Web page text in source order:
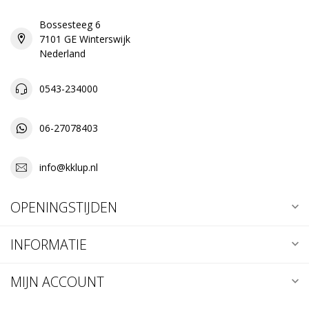
Bossesteeg 6
7101 GE Winterswijk
Nederland
0543-234000
06-27078403
info@kklup.nl
OPENINGSTIJDEN
INFORMATIE
MIJN ACCOUNT